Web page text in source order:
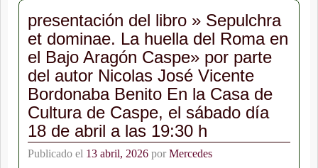
presentación del libro » Sepulchra
et dominae. La huella del Roma en
el Bajo Aragón Caspe» por parte
del autor Nicolas José Vicente
Bordonaba Benito En la Casa de
Cultura de Caspe, el sábado día
18 de abril a las 19:30 h
Publicado el 13 abril, 2026 por Mercedes